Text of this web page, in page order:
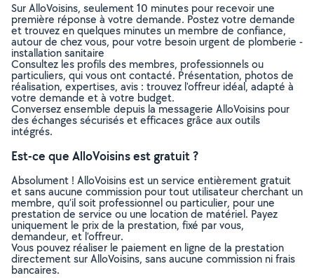
Sur AlloVoisins, seulement 10 minutes pour recevoir une
première réponse à votre demande. Postez votre demande
et trouvez en quelques minutes un membre de confiance,
autour de chez vous, pour votre besoin urgent de plomberie -
installation sanitaire
Consultez les profils des membres, professionnels ou
particuliers, qui vous ont contacté. Présentation, photos de
réalisation, expertises, avis : trouvez l'offreur idéal, adapté à
votre demande et à votre budget.
Conversez ensemble depuis la messagerie AlloVoisins pour
des échanges sécurisés et efficaces grâce aux outils
intégrés.
Est-ce que AlloVoisins est gratuit ?
Absolument ! AlloVoisins est un service entièrement gratuit
et sans aucune commission pour tout utilisateur cherchant un
membre, qu’il soit professionnel ou particulier, pour une
prestation de service ou une location de matériel. Payez
uniquement le prix de la prestation, fixé par vous,
demandeur, et l’offreur.
Vous pouvez réaliser le paiement en ligne de la prestation
directement sur AlloVoisins, sans aucune commission ni frais
bancaires.